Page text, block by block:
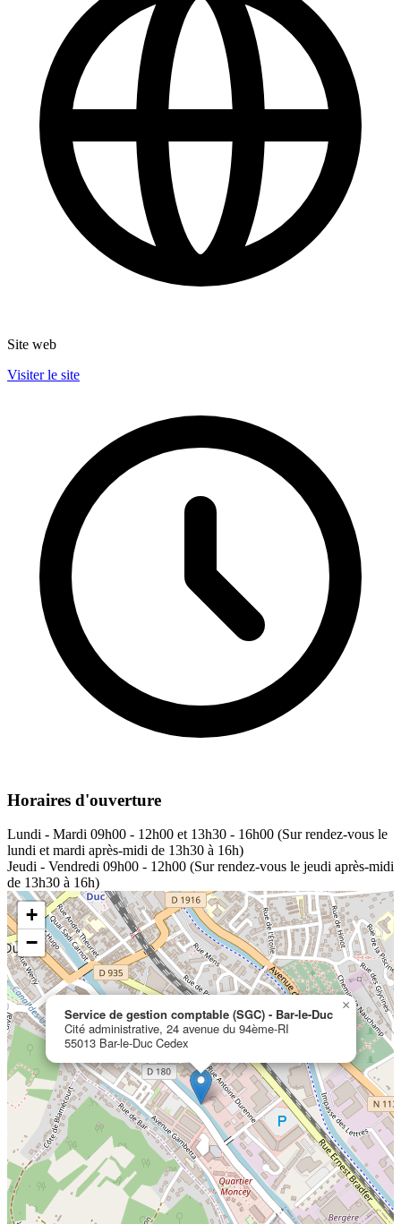
Site web
Visiter le site
Horaires d'ouverture
Lundi - Mardi 09h00 - 12h00 et 13h30 - 16h00 (Sur rendez-vous le
lundi et mardi après-midi de 13h30 à 16h)
Jeudi - Vendredi 09h00 - 12h00 (Sur rendez-vous le jeudi après-midi
de 13h30 à 16h)
Service de gestion comptable (SGC) - Bar-le-Duc
Cité administrative, 24 avenue du 94ème-RI
55013 Bar-le-Duc Cedex
×
+
−